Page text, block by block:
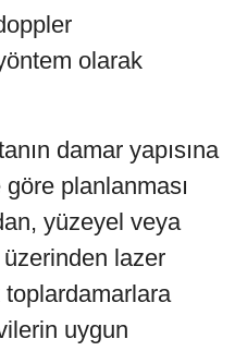
olarak
damar yapısına
planlanması
yüzeyel veya
lazer
toplardamarlara
uygun